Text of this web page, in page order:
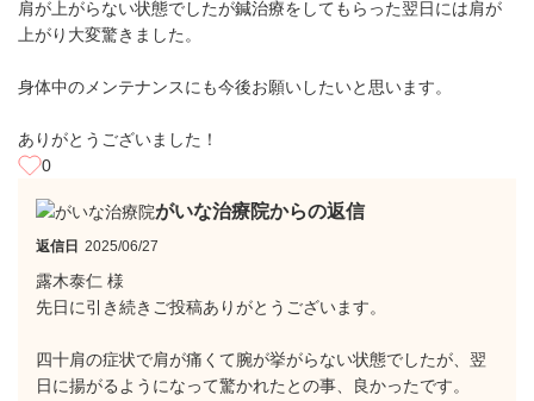
肩が上がらない状態でしたが鍼治療をしてもらった翌日には肩が
上がり大変驚きました。
身体中のメンテナンスにも今後お願いしたいと思います。
ありがとうございました！
0
がいな治療院からの返信
返信日 2025/06/27
露木泰仁 様
先日に引き続きご投稿ありがとうございます。
四十肩の症状で肩が痛くて腕が挙がらない状態でしたが、翌
日に揚がるようになって驚かれたとの事、良かったです。